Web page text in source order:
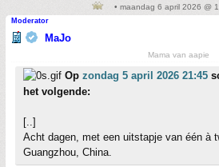
• maandag 6 april 2026 @
Moderator
MaJo
Mama van aapie
Op zondag 5 april 2026 21:45
het volgende:
[..]
Acht dagen, met een uitstapje van één à
Guangzhou, China.